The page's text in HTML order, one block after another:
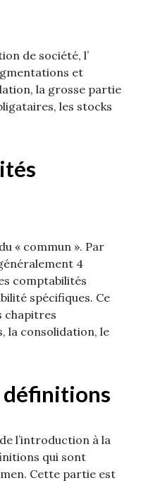
de société, l’
et
la grosse partie
les stocks
« commun ». Par
4
comptabilités
spécifiques. Ce
chapitres
la consolidation, le
définitions
l’introduction à la
qui sont
Cette partie est